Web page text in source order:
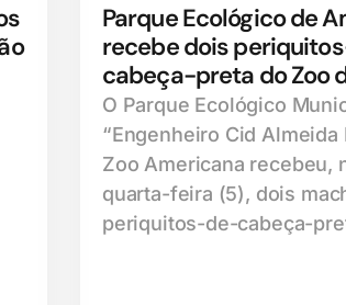
Parque Ecológico de
recebe dois
cabeça-preta do Zoo
O Parque Ecológico
“Engenheiro Cid Almeida
Zoo Americana recebeu,
quarta-feira (5), dois
periquitos-de-cabeça-